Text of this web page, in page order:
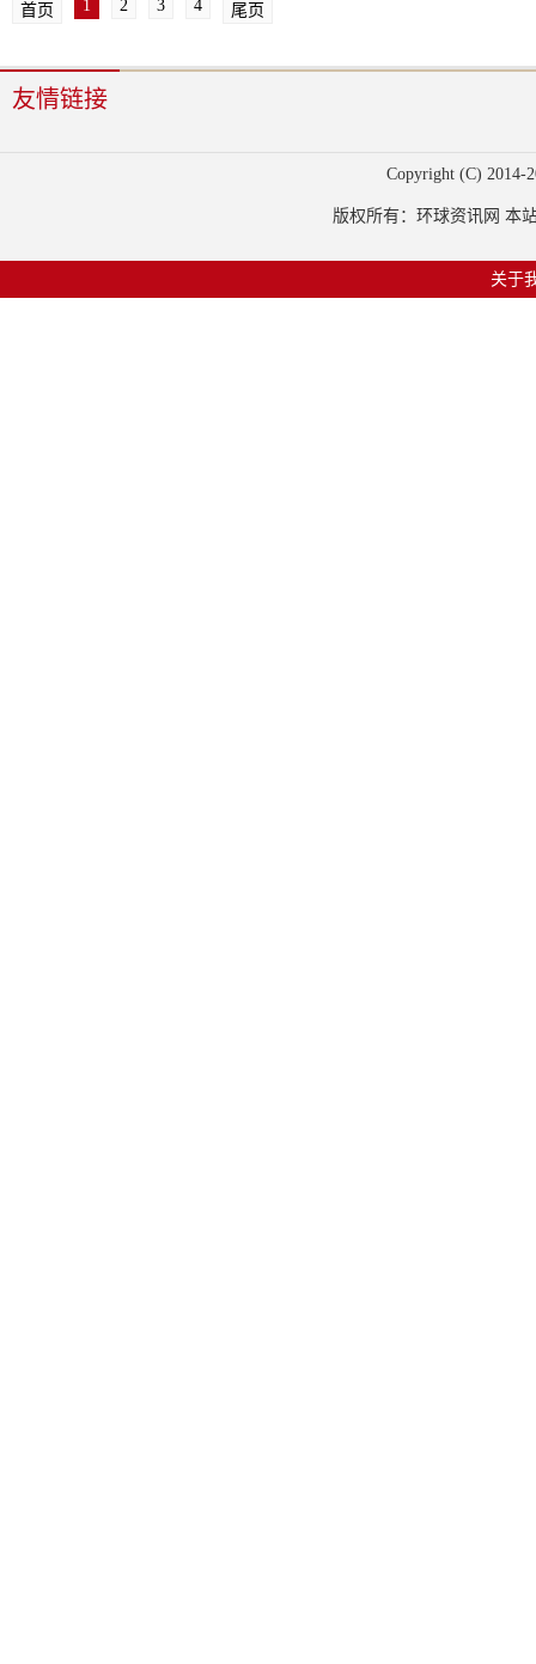
首页 1 2 3 4 尾页
友情链接
Copyright (C) 2014-
版权所有：环球资讯网 本
关于